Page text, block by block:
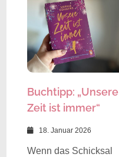
Buchtipp: „Unsere
Zeit ist immer“
18. Januar 2026
Wenn das Schicksal